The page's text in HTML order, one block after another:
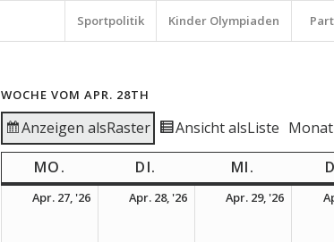
Sportpolitik Kinder Olympiaden
WOCHE VOM APR. 28TH
Anzeigen alsRaster Ansicht alsListe Monat
MO. MONTAGDI. DIENSTAGMI.
Apr. 27, '2627.
Apr. 28, '2628.
Apr. 29, '2629.